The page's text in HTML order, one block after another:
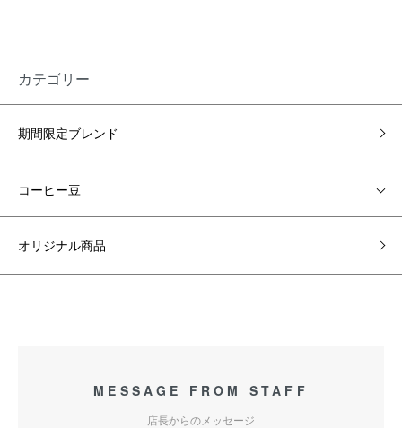
カテゴリー
期間限定ブレンド
コーヒー豆
オリジナル商品
MESSAGE FROM STAFF
店長からのメッセージ